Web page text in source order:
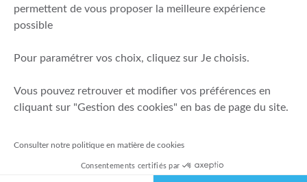
Politique de durabilité
Fonds de garantie des dépôts et de résolution
Mentions légales
Prévention de la fraude
Politique de gestion des conflits d'intérêts
permettent de vous proposer la meilleure expérience
possible
Pour paramétrer vos choix, cliquez sur Je choisis.
Vous pouvez retrouver et modifier vos préférences en
cliquant sur "Gestion des cookies" en bas de page du site.
Consulter notre politique en matière de cookies
Consentements certifiés par